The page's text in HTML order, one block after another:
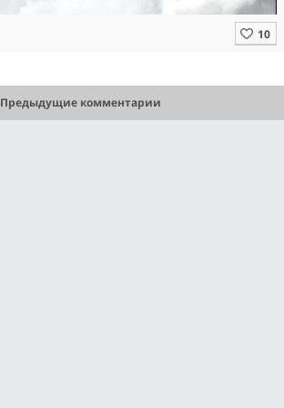
Предыдущие комментарии